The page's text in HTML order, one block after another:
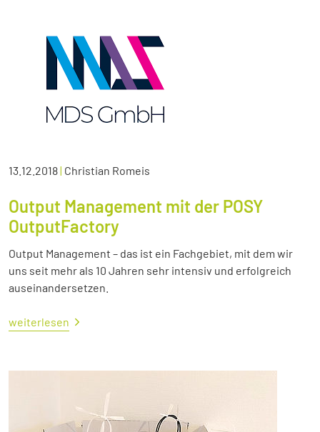
13.12.2018| Christian Romeis
Output Management mit der POSY
OutputFactory
Output Management – das ist ein Fachgebiet, mit dem wir
uns seit mehr als 10 Jahren sehr intensiv und erfolgreich
auseinandersetzen.
weiterlesen